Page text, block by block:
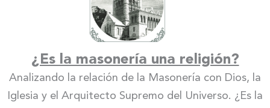
¿Es la masonería una religión?
Analizando la relación de la Masonería con Dios, la
Iglesia y el Arquitecto Supremo del Universo. ¿Es la